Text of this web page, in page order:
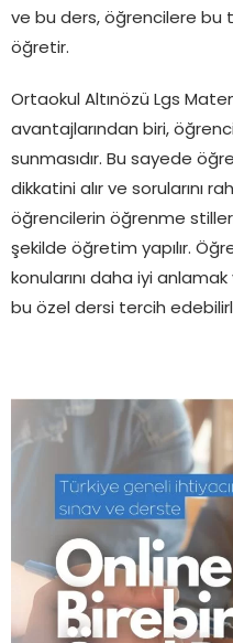
ve bu ders, öğrencilere bu
öğretir.
Ortaokul Altınözü Lgs
avantajlarından biri,
sunmasıdır. Bu sayede
dikkatini alır ve sorularını
öğrencilerin öğrenme
şekilde öğretim yapılır.
konularını daha iyi
bu özel dersi tercih